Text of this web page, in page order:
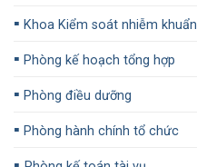
▪️ Khoa Kiểm soát nhiễm khuẩn
▪️ Phòng kế hoạch tổng hợp
▪️ Phòng điều dưỡng
▪️ Phòng hành chính tổ chức